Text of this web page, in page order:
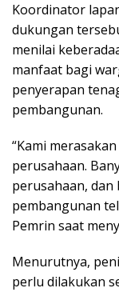
Koordinator
dukungan
menilai
manfaat bagi
penyerapan
pembangunan.
“Kami
perusahaan.
perusahaan,
pembangunan
Pemrin saat
Menurutnya,
perlu dilakukan